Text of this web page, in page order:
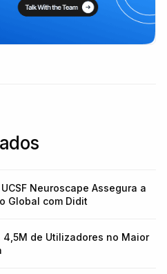
Neuroscape Assegura a
Global com Didit
4,5M de Utilizadores no Maior